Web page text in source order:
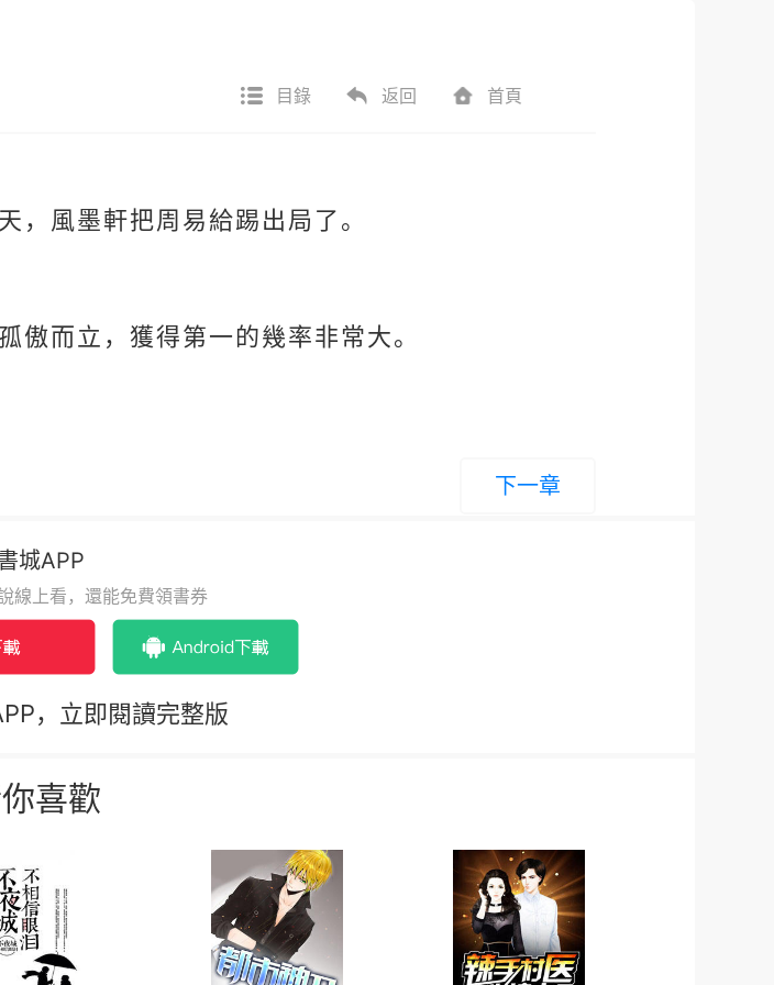
目錄 返回 首頁
，風墨軒把周易給踢出局了。
傲而立，獲得第一的幾率非常大。
下一章
城APP
線上看，還能免費領書券
，立即閱讀完整版
喜歡